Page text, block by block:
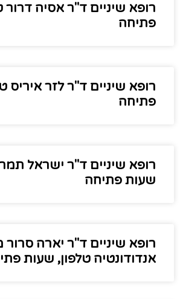
רופא שיניים ד"ר אסיה דרור
פתיחה
רופא שיניים ד"ר לזר איריס
פתיחה
רופא שיניים ד"ר ישראל
שעות פתיחה
רופא שיניים ד"ר יארה סרור
אנדודונטיה טלפון, שעות